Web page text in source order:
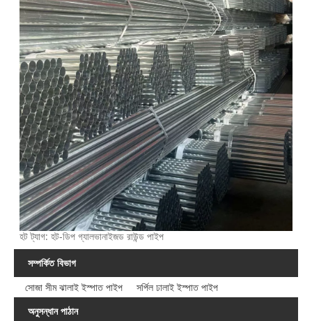
হট ট্যাগ: হট-ডিপ গ্যালভানাইজড রাউন্ড পাইপ
সম্পর্কিত বিভাগ
সোজা সীম ঝালাই ইস্পাত পাইপ
সর্পিল ঢালাই ইস্পাত পাইপ
অনুসন্ধান পাঠান